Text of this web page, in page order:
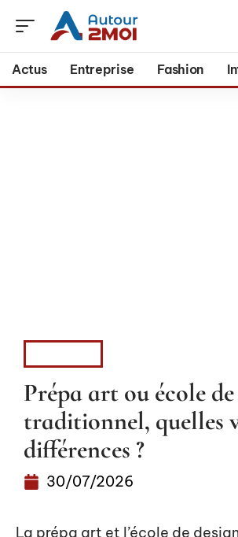
Actus Entreprise Fashion
Prépa art ou école
traditionnel, quelles
différences ?
30/07/2026
La prépa art et l’école de